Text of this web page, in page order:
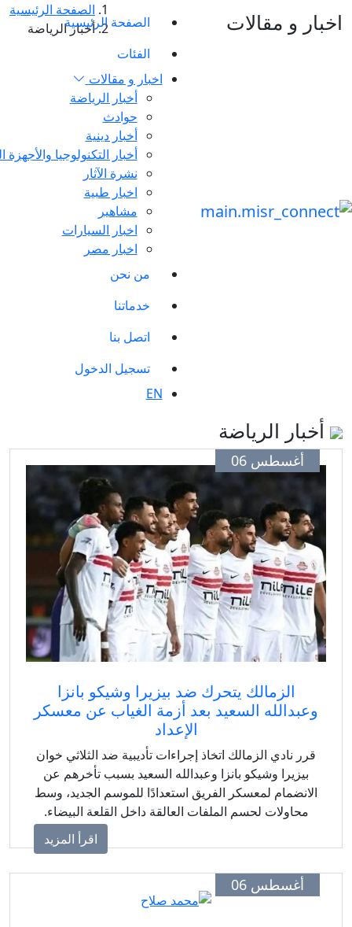
الصفحة الرئيسية
الفئات
اخبار و مقالات
أخبار الرياضة
حوادث
أخبار دينية
أخبار التكنولوجيا والأجهزة الذكية
نشرة الآثار
اخبار طبية
مشاهير
اخبار السيارات
اخبار مصر
من نحن
خدماتنا
اتصل بنا
تسجيل الدخول
و مقالات
الصفحة الرئيسية
أخبار الرياضة
الرياضة
أغسطس 06
الزمالك يتحرك ضد بيزيرا وشيكو بانزا
السعيد بعد أزمة الغياب عن معسكر
الإعداد
نادي الزمالك اتخاذ إجراءات تأديبية ضد الثلاثي خوان
بيزيرا وشيكو بانزا وعبدالله السعيد بسبب تأخرهم عن
لمعسكر الفريق استعدادًا للموسم الجديد، وسط
محاولات لحسم الملفات العالقة داخل القلعة البيضاء.
اقرأ المزيد
أغسطس 06